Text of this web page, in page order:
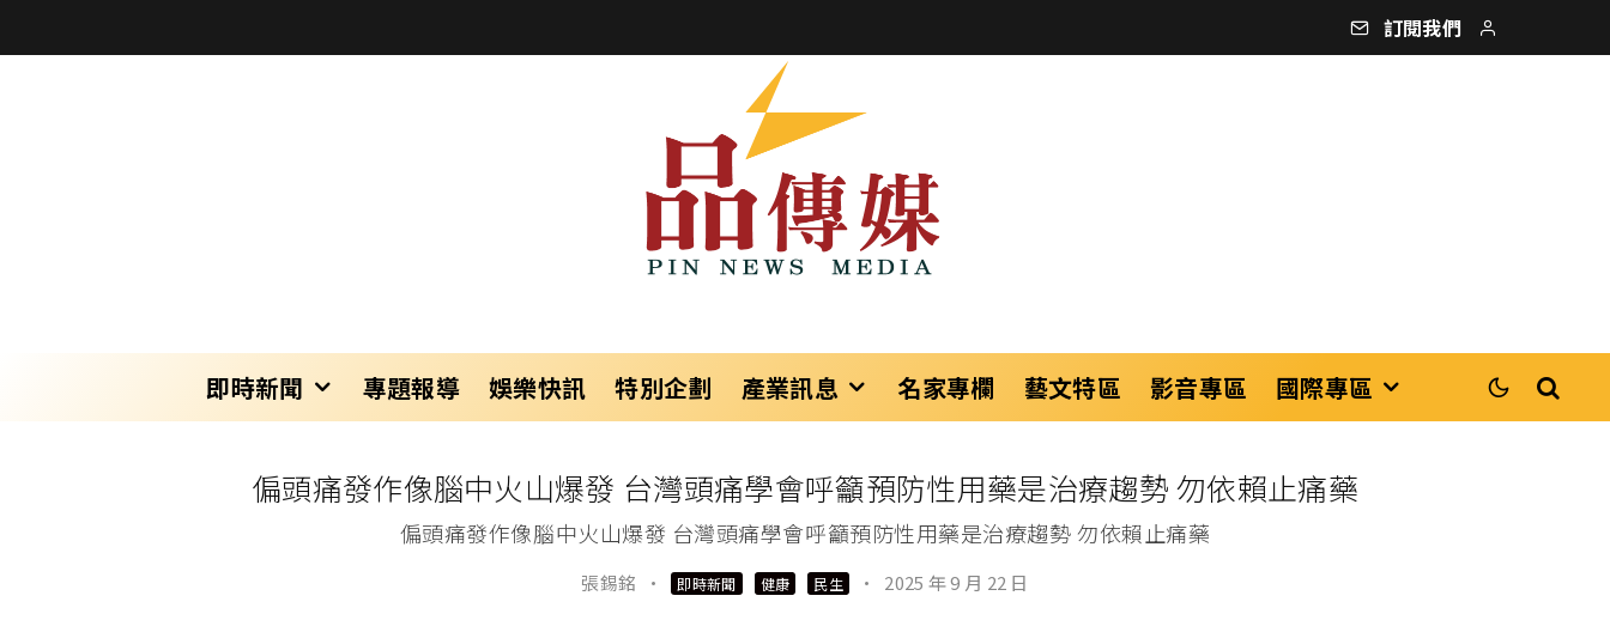
訂閱我們
即時新聞 專題報導 娛樂快訊 特別企劃 產業訊息 名家專欄 藝文特區 影音專區 國際專區
偏頭痛發作像腦中火山爆發 台灣頭痛學會呼籲預防性用藥是治療趨勢 勿依賴止痛藥
偏頭痛發作像腦中火山爆發 台灣頭痛學會呼籲預防性用藥是治療趨勢 勿依賴止痛藥
張錫銘 · 即時新聞 健康 民生 · 2025 年 9 月 22 日